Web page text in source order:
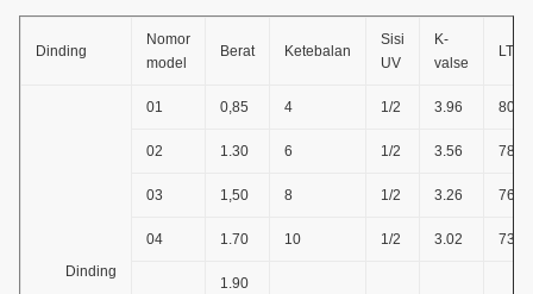
Dinding
Nomor
model
Berat Ketebalan
Sisi
UV
K-
valse
Dinding
01 0,85 4 1/2 3.96 80
02 1.30 6 1/2 3.56 78
03 1,50 8 1/2 3.26 76
04 1.70 10 1/2 3.02 73
1.90